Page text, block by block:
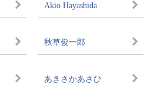
Akio Hayashida
秋草俊一郎
あきさかあさひ